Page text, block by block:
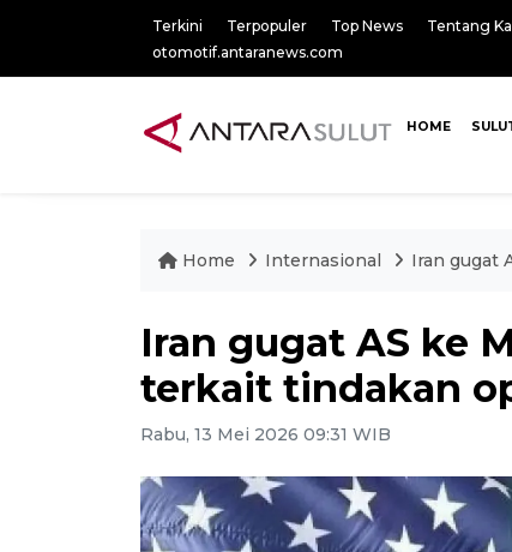
Terkini Terpopuler Top News Tentang
otomotif.antaranews.com
HOME
Home Internasional Iran gugat
Iran gugat AS ke
terkait tindakan
Rabu, 13 Mei 2026 09:31 WIB